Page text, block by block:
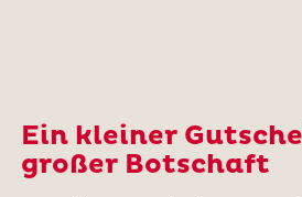
Ein kleiner
großer Botschaft